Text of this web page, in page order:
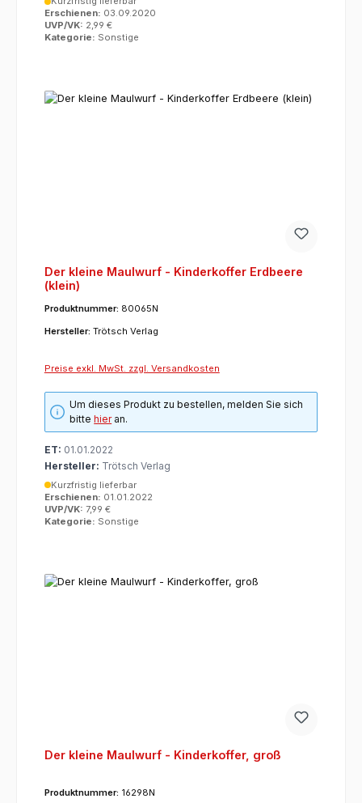
Erschienen: 03.09.2020
UVP/VK: 2,99 €
Kategorie: Sonstige
Der kleine Maulwurf - Kinderkoffer Erdbeere
(klein)
Produktnummer: 80065N
Hersteller: Trötsch Verlag
Preise exkl. MwSt. zzgl. Versandkosten
Um dieses Produkt zu bestellen, melden Sie sich
bittehieran.
ET: 01.01.2022
Hersteller: Trötsch Verlag
Kurzfristig lieferbar
Erschienen: 01.01.2022
UVP/VK: 7,99 €
Kategorie: Sonstige
Der kleine Maulwurf - Kinderkoffer, groß
Produktnummer: 16298N